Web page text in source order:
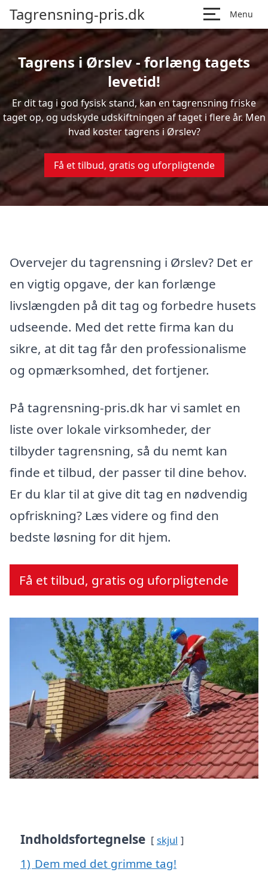
Tagrensning-pris.dk Menu
Tagrens i Ørslev - forlæng tagets
levetid!
Er dit tag i god fysisk stand, kan en tagrensning friske
taget op, og udskyde udskiftningen af taget i flere år. Men
hvad koster tagrens i Ørslev?
Få et tilbud, gratis og uforpligtende
Overvejer du tagrensning i Ørslev? Det er
en vigtig opgave, der kan forlænge
livslængden på dit tag og forbedre husets
udseende. Med det rette firma kan du
sikre, at dit tag får den professionalisme
og opmærksomhed, det fortjener.
På tagrensning-pris.dk har vi samlet en
liste over lokale virksomheder, der
tilbyder tagrensning, så du nemt kan
finde et tilbud, der passer til dine behov.
Er du klar til at give dit tag en nødvendig
opfriskning? Læs videre og find den
bedste løsning for dit hjem.
Få et tilbud, gratis og uforpligtende
Indholdsfortegnelse skjul
1) Dem med det grimme tag!